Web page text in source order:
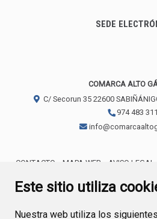
Este sitio utiliza
Nuestra web utiliza los
SEDE
COMARCA ALTO
C/ Secorun 35 22600
974 483 311
CONTACTO MAPA WEB AVISO LEGAL